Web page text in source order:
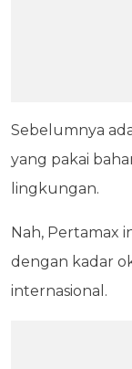
Sebelumnya
yang pakai
lingkungan.
Nah, Pertamax
dengan kadar
internasional.